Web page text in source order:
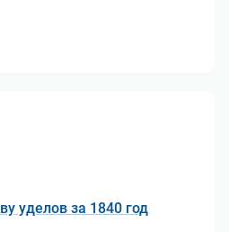
уделов за 1840 год